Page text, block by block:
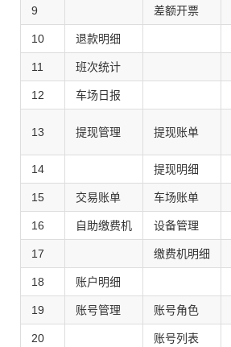
9 差额开票
10 退款明细
11 班次统计
12 车场日报
13 提现管理 提现账单
14 提现明细
15 交易账单 车场账单
16 自助缴费机 设备管理
17 缴费机明细
18 账户明细
19 账号管理 账号角色
20 账号列表